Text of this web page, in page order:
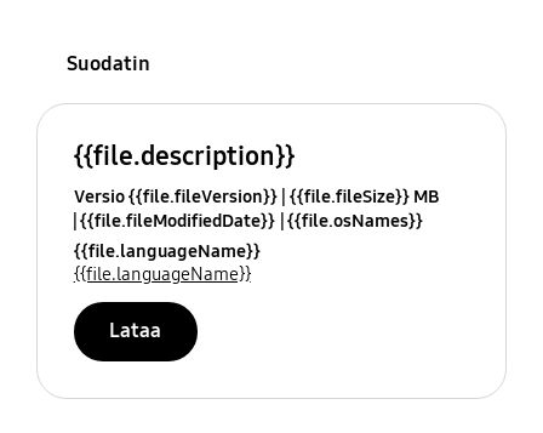
Suodatin
{{file.description}}
Versio {{file.fileVersion}} {{file.fileSize}} MB
{{file.fileModifiedDate}} {{file.osNames}}
{{file.languageName}}
{{file.languageName}}
Lataa